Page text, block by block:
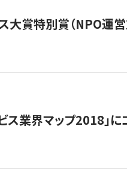
賞特別賞（NPO運
業界マップ2018」に